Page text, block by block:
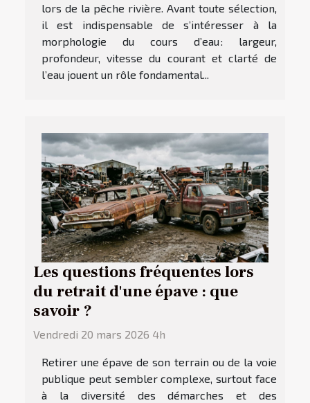
lors de la pêche rivière. Avant toute sélection,
il est indispensable de s’intéresser à la
morphologie du cours d’eau : largeur,
profondeur, vitesse du courant et clarté de
l’eau jouent un rôle fondamental...
Les questions fréquentes lors
du retrait d'une épave : que
savoir ?
Vendredi 20 mars 2026 4h
Retirer une épave de son terrain ou de la voie
publique peut sembler complexe, surtout face
à la diversité des démarches et des